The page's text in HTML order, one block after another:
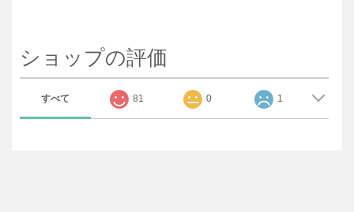
ショップの評価
すべて 81 0 1